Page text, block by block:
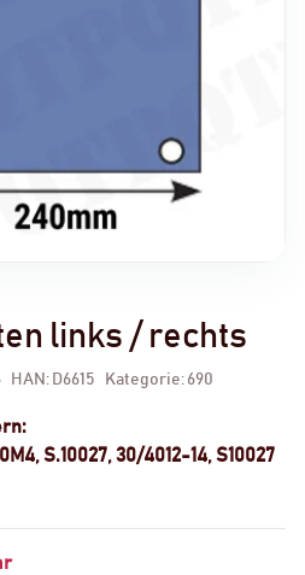
links / rechts
HAN: D6615 Kategorie: 690
S.10027, 30/4012-14, S10027